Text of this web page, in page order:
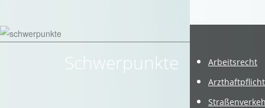
Schwer­punk­te
Ar­beits­recht